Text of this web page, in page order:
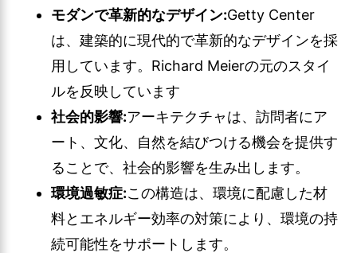
モダンで革新的なデザイン:Getty Center
は、建築的に現代的で革新的なデザインを採
用しています。Richard Meierの元のスタイ
ルを反映しています
社会的影響:アーキテクチャは、訪問者にア
ート、文化、自然を結びつける機会を提供す
ることで、社会的影響を生み出します。
環境過敏症:この構造は、環境に配慮した材
料とエネルギー効率の対策により、環境の持
続可能性をサポートします。